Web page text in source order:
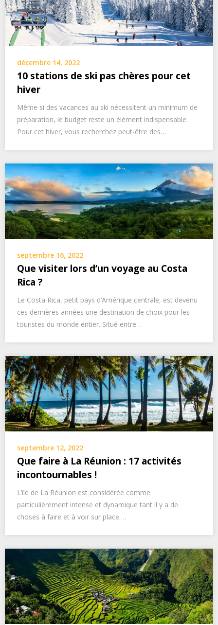
décembre 14, 2022
10 stations de ski pas chères pour cet
hiver
Même si des vacances au ski nécessitent un minimum de
préparation, le budget reste un élément indispensable.
Pour cet hiver, vous recherchez peut-être des…
septembre 16, 2022
Que visiter lors d’un voyage au Costa
Rica ?
Le Costa Rica, petit pays d’Amérique centrale, est devenu
ces dernières années une destination de choix pour les
touristes du monde entier. Situé entre…
septembre 12, 2022
Que faire à La Réunion : 17 activités
incontournables !
L’île de La Réunion est considérée comme
particulièrement intense et dynamique tant il y a de
choses à faire et à voir sur place….